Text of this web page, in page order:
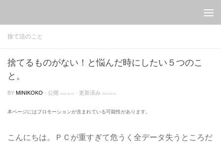
捨て活のこと
捨てるものがない！と悩んだ時にしたい５つのこ
と。
BY MINIKOKO · 公開 2018-06-16 · 更新済み 2020-05-04
本ページにはプロモーションが含まれている可能性があります。
こんにちは。ＰＣが重すぎて危うく全データ失うところだ